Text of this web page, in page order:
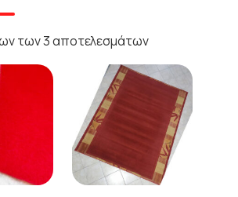
των 3 αποτελεσμάτων